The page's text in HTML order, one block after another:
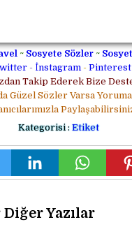
~ Sosyete Sözler ~
- İnstagram- Pinterest
Takip Ederek Bize
Güzel Sözler Varsa
Kategorisi : Etiket
Yazılar